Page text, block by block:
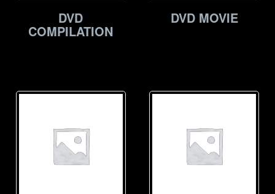
DVD
COMPILATION
DVD MOVIE